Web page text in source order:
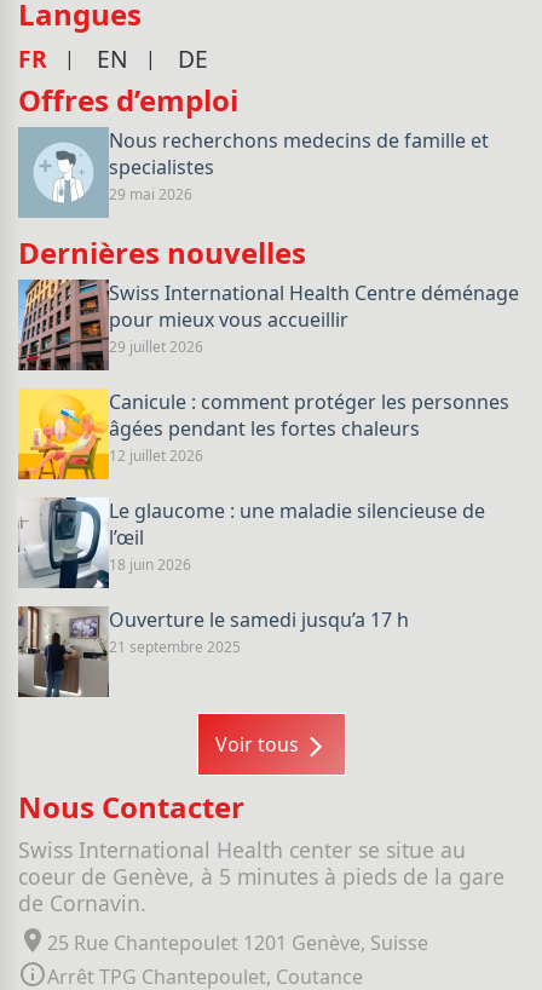
Langues
FR EN DE
Offres d’emploi
Nous recherchons medecins de famille et
specialistes
29 mai 2026
Dernières nouvelles
Swiss International Health Centre déménage
pour mieux vous accueillir
29 juillet 2026
Canicule : comment protéger les personnes
âgées pendant les fortes chaleurs
12 juillet 2026
Le glaucome : une maladie silencieuse de
l’œil
18 juin 2026
Ouverture le samedi jusqu’a 17 h
21 septembre 2025
Voir tous
Nous Contacter
Swiss International Health center se situe au
coeur de Genève, à 5 minutes à pieds de la gare
de Cornavin.
25 Rue Chantepoulet 1201 Genève, Suisse
Arrêt TPG Chantepoulet, Coutance